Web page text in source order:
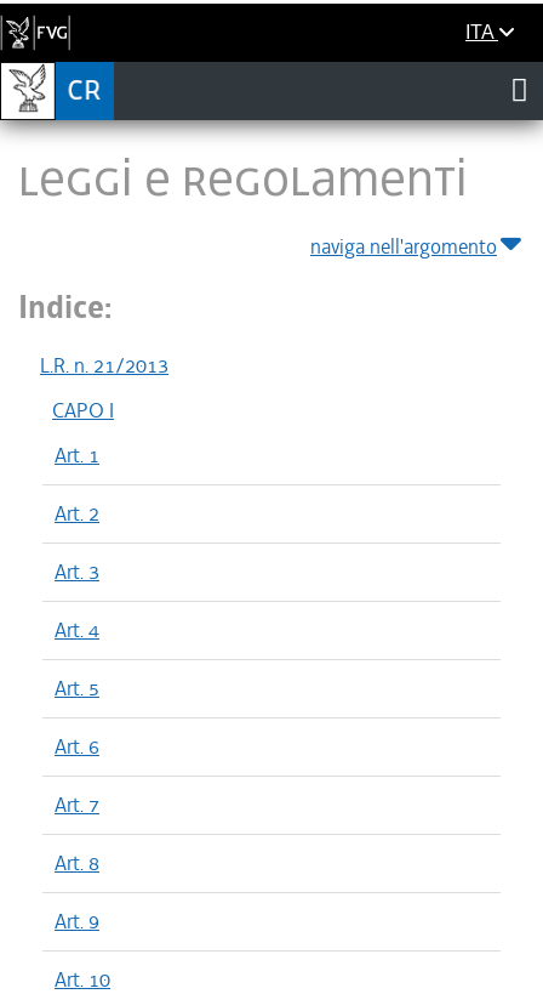
ITA
LEGGI E REGOLAMENTI
naviga nell'argomento
Indice:
L.R. n. 21/2013
CAPO I
Art. 1
Art. 2
Art. 3
Art. 4
Art. 5
Art. 6
Art. 7
Art. 8
Art. 9
Art. 10